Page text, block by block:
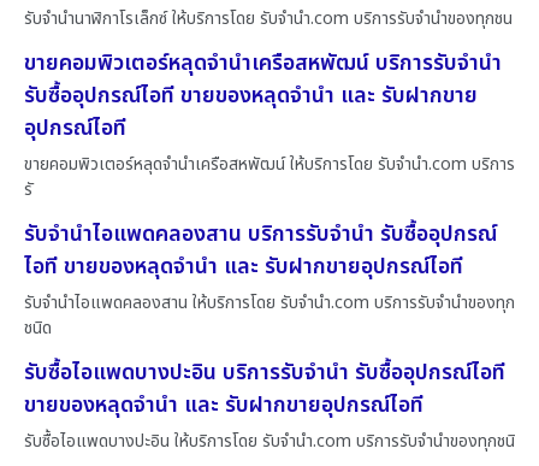
รับจำนำนาฬิกาโรเล็กซ์ ให้บริการโดย รับจํานํา.com บริการรับจำนำของทุกชน
ขายคอมพิวเตอร์หลุดจำนำเครือสหพัฒน์ บริการรับจำนำ
รับซื้ออุปกรณ์ไอที ขายของหลุดจำนำ และ รับฝากขาย
อุปกรณ์ไอที
ขายคอมพิวเตอร์หลุดจำนำเครือสหพัฒน์ ให้บริการโดย รับจํานํา.com บริการ
รั
รับจำนำไอแพดคลองสาน บริการรับจำนำ รับซื้ออุปกรณ์
ไอที ขายของหลุดจำนำ และ รับฝากขายอุปกรณ์ไอที
รับจำนำไอแพดคลองสาน ให้บริการโดย รับจํานํา.com บริการรับจำนำของทุก
ชนิด
รับซื้อไอแพดบางปะอิน บริการรับจำนำ รับซื้ออุปกรณ์ไอที
ขายของหลุดจำนำ และ รับฝากขายอุปกรณ์ไอที
รับซื้อไอแพดบางปะอิน ให้บริการโดย รับจํานํา.com บริการรับจำนำของทุกชนิ